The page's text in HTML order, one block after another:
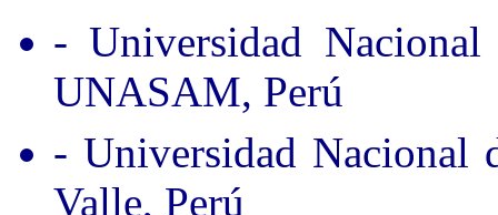
- Universidad
UNASAM, Perú
- Universidad Nacional
Valle, Perú